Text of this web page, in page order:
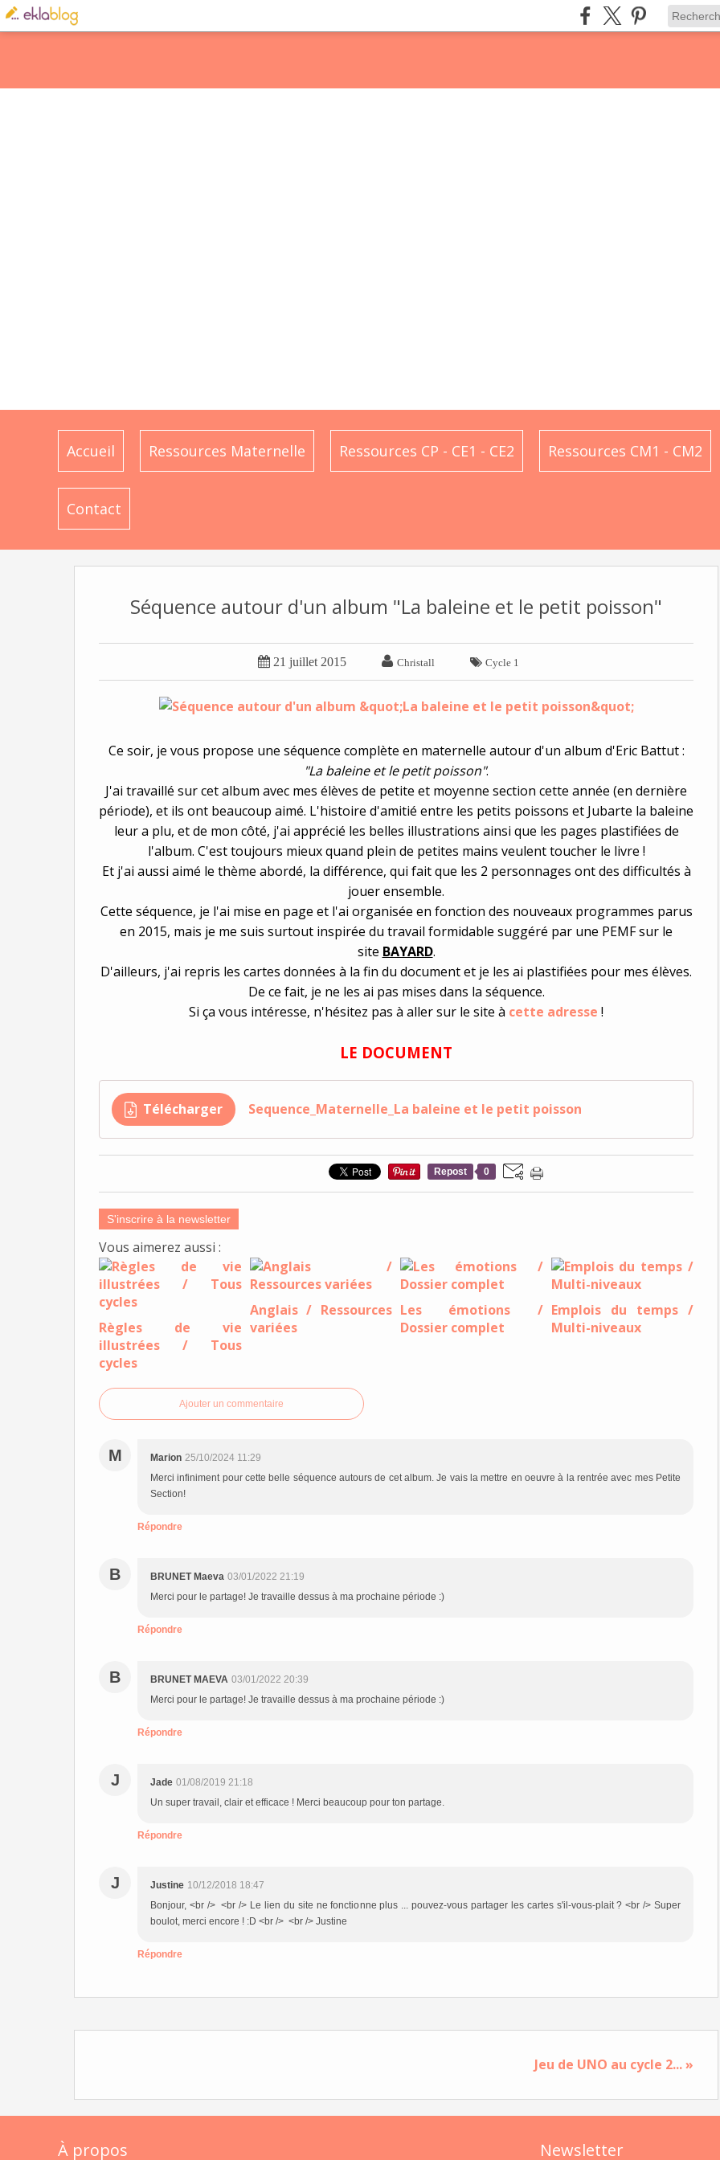
Accueil Ressources Maternelle Ressources CP - CE1 - CE2 Ressources CM1 - CM2
Contact
Séquence autour d'un album "La baleine et le petit poisson"
 21 juillet 2015  Christall  Cycle 1
Ce soir, je vous propose une séquence complète en maternelle autour d'un album d'Eric Battut :
"La baleine et le petit poisson".
J'ai travaillé sur cet album avec mes élèves de petite et moyenne section cette année (en dernière
période), et ils ont beaucoup aimé. L'histoire d'amitié entre les petits poissons et Jubarte la baleine
leur a plu, et de mon côté, j'ai apprécié les belles illustrations ainsi que les pages plastifiées de
l'album. C'est toujours mieux quand plein de petites mains veulent toucher le livre !
Et j'ai aussi aimé le thème abordé, la différence, qui fait que les 2 personnages ont des difficultés à
jouer ensemble.
Cette séquence, je l'ai mise en page et l'ai organisée en fonction des nouveaux programmes parus
en 2015, mais je me suis surtout inspirée du travail formidable suggéré par une PEMF sur le
site BAYARD.
D'ailleurs, j'ai repris les cartes données à la fin du document et je les ai plastifiées pour mes élèves.
De ce fait, je ne les ai pas mises dans la séquence.
Si ça vous intéresse, n'hésitez pas à aller sur le site à cette adresse !
LE DOCUMENT
Télécharger Sequence_Maternelle_La baleine et le petit poisson
Repost 0
S'inscrire à la newsletter
Vous aimerez aussi :
Règles de vie
illustrées / Tous
cycles
Anglais / Ressources
variées
Les émotions /
Dossier complet
Emplois du temps /
Multi-niveaux
Ajouter un commentaire
M Marion 25/10/2024 11:29
Merci infiniment pour cette belle séquence autours de cet album. Je vais la mettre en oeuvre à la rentrée avec mes Petite
Section!
Répondre
B BRUNET Maeva 03/01/2022 21:19
Merci pour le partage! Je travaille dessus à ma prochaine période :)
Répondre
B BRUNET MAEVA 03/01/2022 20:39
Merci pour le partage! Je travaille dessus à ma prochaine période :)
Répondre
J Jade 01/08/2019 21:18
Un super travail, clair et efficace ! Merci beaucoup pour ton partage.
Répondre
J Justine 10/12/2018 18:47
Bonjour, <br /> <br /> Le lien du site ne fonctionne plus ... pouvez-vous partager les cartes s'il-vous-plait ? <br /> Super
boulot, merci encore ! :D <br /> <br /> Justine
Répondre
Jeu de UNO au cycle 2... »
À propos Newsletter